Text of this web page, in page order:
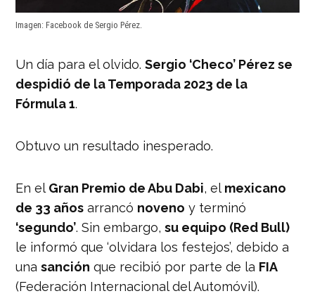
Imagen: Facebook de Sergio Pérez.
Un día para el olvido.Sergio ‘Checo’ Pérez se
despidió de la Temporada 2023 de la
Fórmula 1.
Obtuvo un resultado inesperado.
En el Gran Premio de Abu Dabi, el mexicano
de 33 años arrancó noveno y terminó
‘segundo’. Sin embargo,su equipo (Red Bull)
le informó que ‘olvidara los festejos’, debido a
unasanción que recibió por parte de la FIA
(Federación Internacional del Automóvil).